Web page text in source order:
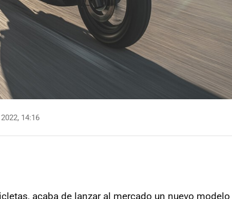
14:16
acaba de lanzar al mercado un nuevo modelo